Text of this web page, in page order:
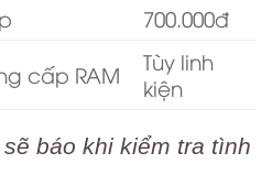
700.000đ
cấp RAM
Tùy linh
kiện
báo khi kiểm tra tình